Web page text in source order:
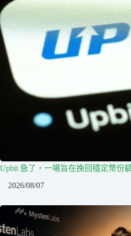
Upbit 急了，一場旨在挽回穩定幣份
2026/08/07